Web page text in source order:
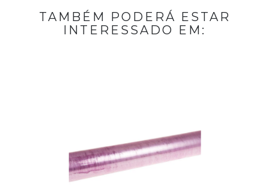
TAMBÉM PODERÁ ESTAR
INTERESSADO EM: